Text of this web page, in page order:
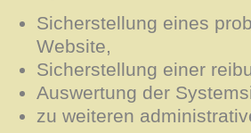
Sicherstellung eines
Website,
Sicherstellung einer
Auswertung der
zu weiteren